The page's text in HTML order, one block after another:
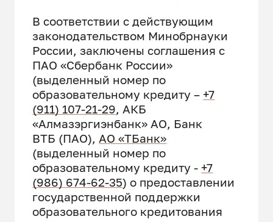
В соответствии с действующим
законодательством Минобрнауки
России, заключены соглашения с
ПАО «Сбербанк России»
(выделенный номер по
образовательному кредиту – +7
(911) 107-21-29, АКБ
«Алмазэргиэнбанк» АО, Банк
ВТБ (ПАО), АО «ТБанк»
(выделенный номер по
образовательному кредиту - +7
(986) 674-62-35) о предоставлении
государственной поддержки
образовательного кредитования